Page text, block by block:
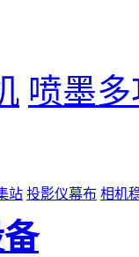
喷墨
站 投影仪幕布 相机